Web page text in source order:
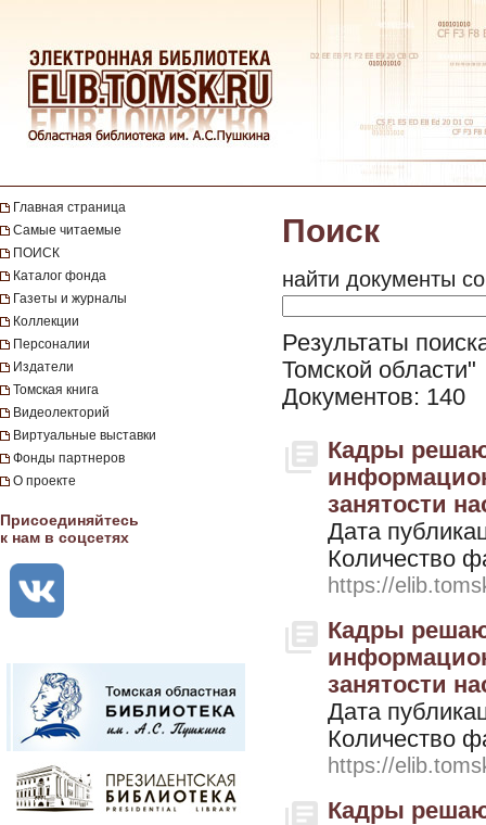
Главная страница
Самые читаемые
ПОИСК
Каталог фонда
Газеты и журналы
Коллекции
Персоналии
Издатели
Томская книга
Видеолекторий
Виртуальные выставки
Фонды партнеров
О проекте
Присоединяйтесь
к нам в соцсетях
Поиск
найти документы
Результаты
Томской области"
Документов: 140
Кадры
занятости
Дата
Количество
https://
Кадры
занятости
Дата
Количество
https://
Кадры